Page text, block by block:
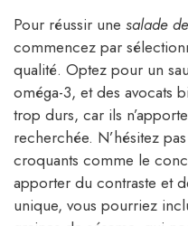
Pour réussir une salade
commencez par
qualité. Optez pour un
oméga-3, et des avocats
trop durs, car ils
recherchée. N’hésitez
croquants comme le
apporter du contraste et
unique, vous pourriez